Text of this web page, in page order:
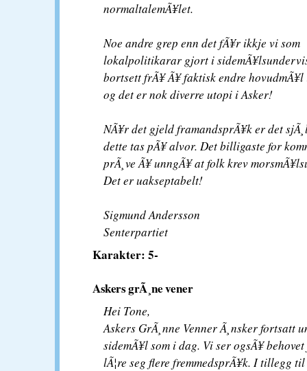
normaltalemÃ¥let.
Noe andre grep enn det fÃ¥r ikkje vi som
lokalpolitikarar gjort i
bortsett frÃ¥ Ã¥ faktisk endre hovudmÃ¥l
og det er nok diverre utopi i Asker!
NÃ¥r det gjeld framandsprÃ¥k er det
dette tas pÃ¥ alvor. Det billigaste for
prÃ¸ve Ã¥ unngÃ¥ at folk krev
Det er uakseptabelt!
Sigmund Andersson
Senterpartiet
Karakter: 5-
Askers grÃ¸ne vener
Hei Tone,
Askers GrÃ¸nne Venner Ã¸nsker fortsatt
sidemÃ¥l som i dag. Vi ser ogsÃ¥
lÃ¦re seg flere fremmedsprÃ¥k. I tillegg